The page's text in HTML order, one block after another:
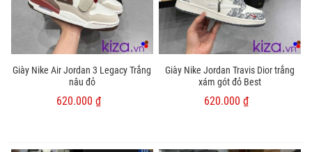
Giày Nike Air Jordan 3 Legacy Trắng
nâu đỏ
620.000 ₫
Giày Nike Jordan Travis Dior trắng
xám gót đỏ Best
620.000 ₫